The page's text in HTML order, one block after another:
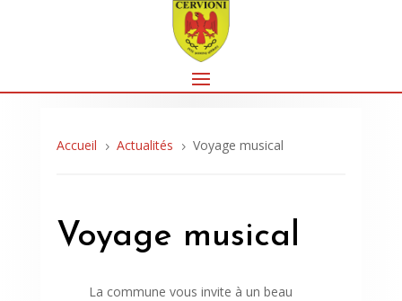
Accueil 5 Actualités 5 Voyage musical
Voyage musical
La commune vous invite à un beau